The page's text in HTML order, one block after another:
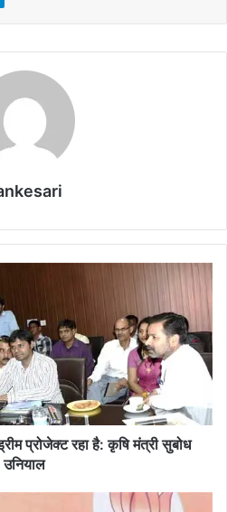
प्रोजेक्ट रहा है: कृषि मंत्री सुबोध
उनियाल